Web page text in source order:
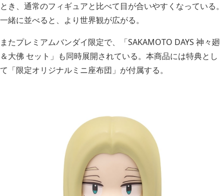
とき、通常のフィギュアと比べて目が合いやすくなっている。
一緒に並べると、より世界観が広がる。
またプレミアムバンダイ限定で、「SAKAMOTO DAYS 神々廻
＆大佛 セット」も同時展開されている。本商品には特典とし
て「限定オリジナルミニ座布団」が付属する。